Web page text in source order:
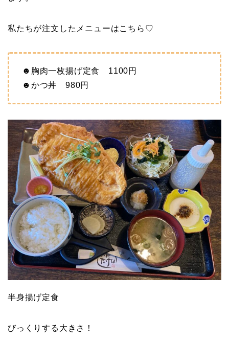
私たちが注文したメニューはこちら♡
☻胸肉一枚揚げ定食 1100円
☻かつ丼 980円
半身揚げ定食
びっくりする大きさ！